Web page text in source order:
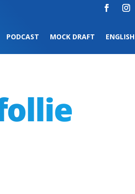
PODCAST MOCK DRAFT ENGLISH